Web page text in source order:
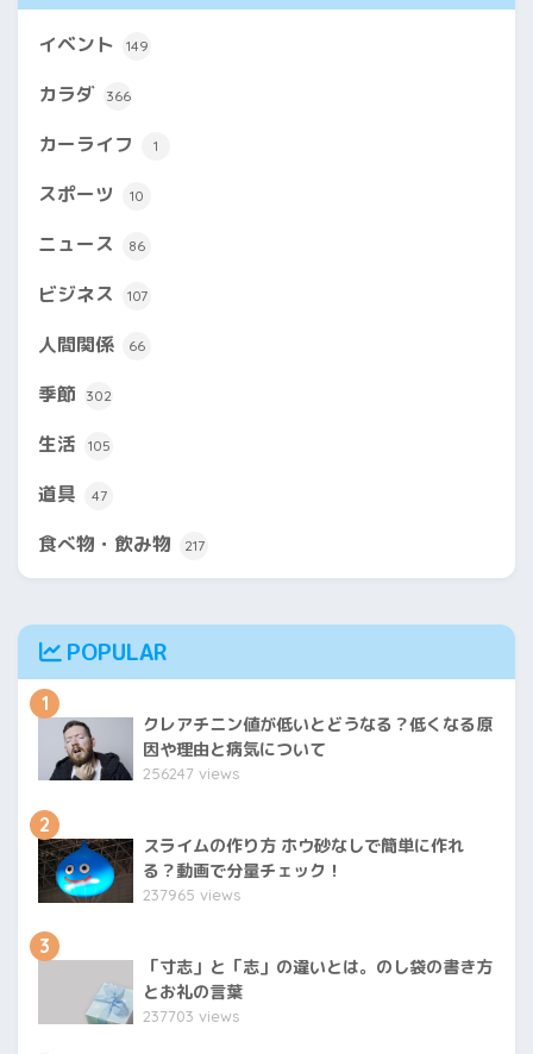
イベント 149
カラダ 366
カーライフ 1
スポーツ 10
ニュース 86
ビジネス 107
人間関係 66
季節 302
生活 105
道具 47
食べ物・飲み物 217
POPULAR
1
クレアチニン値が低いとどうなる？低くなる原
因や理由と病気について
256247 views
2
スライムの作り方 ホウ砂なしで簡単に作れ
る？動画で分量チェック！
237965 views
3
「寸志」と「志」の違いとは。のし袋の書き方
とお礼の言葉
237703 views